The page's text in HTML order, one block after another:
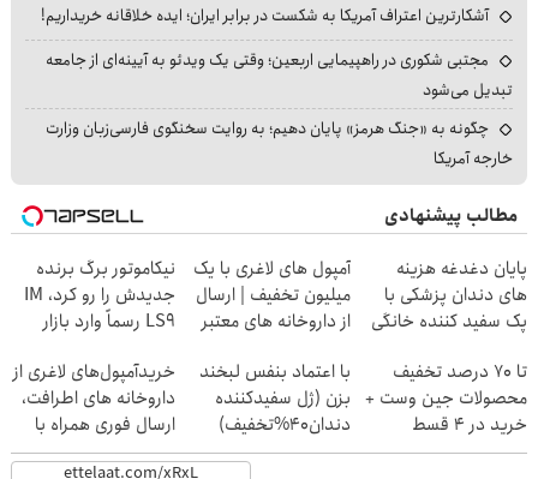
آشکارترین اعتراف آمریکا به شکست در برابر ایران؛ ایده خلاقانه خریداریم!
مجتبی شکوری در راهپیمایی اربعین؛ وقتی یک ویدئو به آیینه‌ای از جامعه
تبدیل می‌شود
چگونه به «جنگ هرمز» پایان دهیم؛ به روایت سخنگوی فارسی‌زبان وزارت
خارجه آمریکا
مطالب پیشنهادی
پایان دغدغه هزینه
های دندان پزشکی با
پک سفید کننده خانگی
آمپول های لاغری با یک
میلیون تخفیف | ارسال
از داروخانه های معتبر
نیکاموتور برگ برنده
جدیدش را رو کرد، IM
LS9 رسماً وارد بازار
تا 70 درصد تخفیف
محصولات جین وست +
خرید در 4 قسط
با اعتماد بنفس لبخند
بزن (ژل سفیدکننده
دندان40%تخفیف)
خریدآمپول‌های لاغری از
داروخانه های اطرافت،
ارسال فوری همراه با
پک یخ!